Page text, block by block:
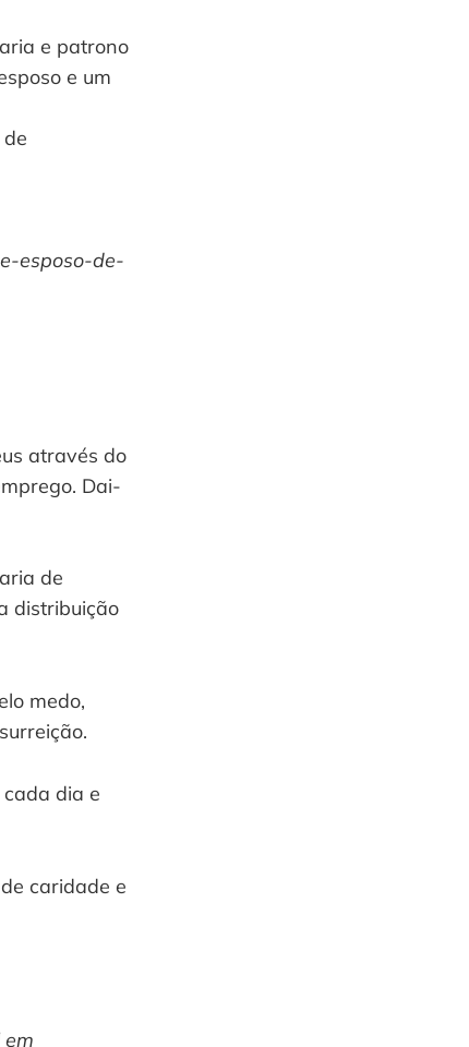
e patrono
e um
esposo-de-
através do
Dai-
de
distribuição
medo,
dia e
caridade e
em